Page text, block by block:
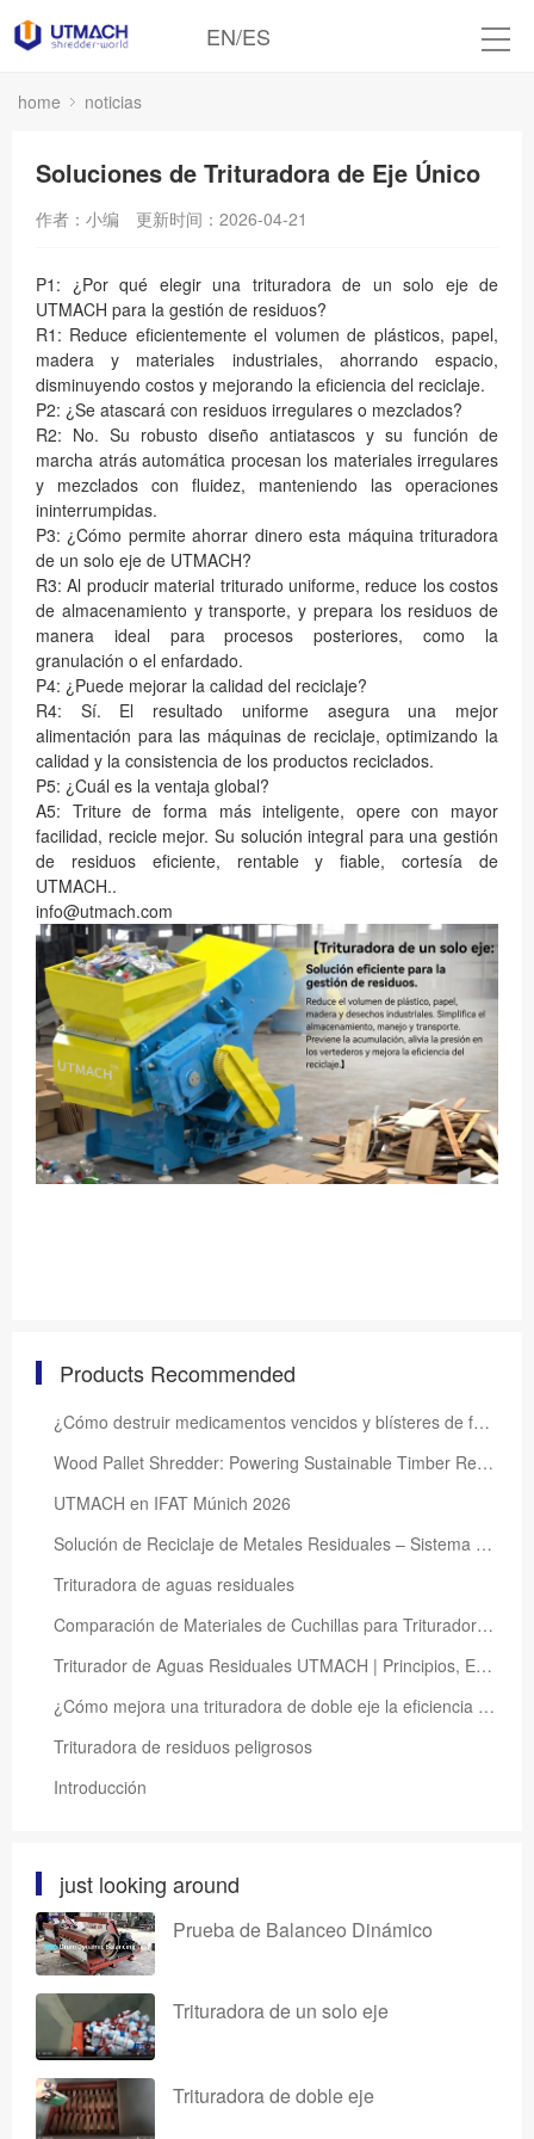
EN/ES
home noticias
Soluciones de Trituradora de Eje Único
作者：小编 更新时间：2026-04-21
P1: ¿Por qué elegir una trituradora de un solo eje de
UTMACH para la gestión de residuos?
R1: Reduce eficientemente el volumen de plásticos, papel,
madera y materiales industriales, ahorrando espacio,
disminuyendo costos y mejorando la eficiencia del reciclaje.
P2: ¿Se atascará con residuos irregulares o mezclados?
R2: No. Su robusto diseño antiatascos y su función de
marcha atrás automática procesan los materiales irregulares
y mezclados con fluidez, manteniendo las operaciones
ininterrumpidas.
P3: ¿Cómo permite ahorrar dinero esta máquina trituradora
de un solo eje de UTMACH?
R3: Al producir material triturado uniforme, reduce los costos
de almacenamiento y transporte, y prepara los residuos de
manera ideal para procesos posteriores, como la
granulación o el enfardado.
P4: ¿Puede mejorar la calidad del reciclaje?
R4: Sí. El resultado uniforme asegura una mejor
alimentación para las máquinas de reciclaje, optimizando la
calidad y la consistencia de los productos reciclados.
P5: ¿Cuál es la ventaja global?
A5: Triture de forma más inteligente, opere con mayor
facilidad, recicle mejor. Su solución integral para una gestión
de residuos eficiente, rentable y fiable, cortesía de
UTMACH..
info@utmach.com
Products Recommended
¿Cómo destruir medicamentos vencidos y blísteres de forma segura?
Wood Pallet Shredder: Powering Sustainable Timber Recycling
UTMACH en IFAT Múnich 2026
Solución de Reciclaje de Metales Residuales – Sistema Eficiente de Separación y Recuperación de Recu
Trituradora de aguas residuales
Comparación de Materiales de Cuchillas para Trituradoras – SKD-11, DC53, 42CrMo, D2, Acero Aleado
Triturador de Aguas Residuales UTMACH | Principios, Estructura y Guía de Selección
¿Cómo mejora una trituradora de doble eje la eficiencia del reciclaje de neumáticos usados?
Trituradora de residuos peligrosos
Introducción
just looking around
Prueba de Balanceo Dinámico
Trituradora de un solo eje
Trituradora de doble eje